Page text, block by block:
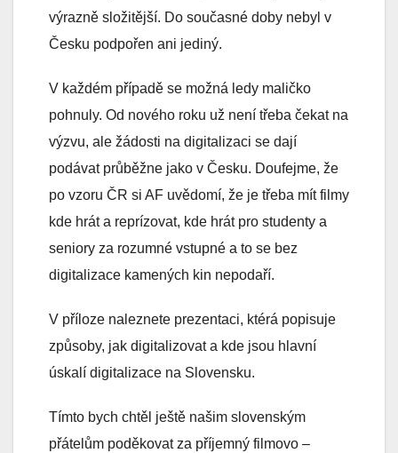
výrazně složitější. Do současné doby nebyl v
Česku podpořen ani jediný.
V každém případě se možná ledy maličko
pohnuly. Od nového roku už není třeba čekat na
výzvu, ale žádosti na digitalizaci se dají
podávat průběžne jako v Česku. Doufejme, že
po vzoru ČR si AF uvědomí, že je třeba mít filmy
kde hrát a reprízovat, kde hrát pro studenty a
seniory za rozumné vstupné a to se bez
digitalizace kamených kin nepodaří.
V příloze naleznete prezentaci, ktérá popisuje
způsoby, jak digitalizovat a kde jsou hlavní
úskalí digitalizace na Slovensku.
Tímto bych chtěl ještě našim slovenským
přátelům poděkovat za příjemný filmovo –